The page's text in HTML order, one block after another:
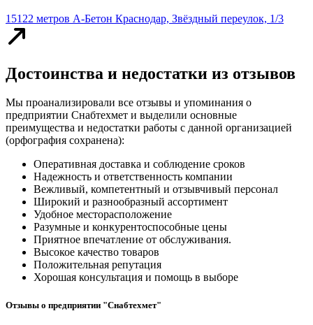
15122 метров А-Бетон Краснодар, Звёздный переулок, 1/3
Достоинства и недостатки из отзывов
Мы проанализировали все отзывы и упоминания о
предприятии Снабтехмет и выделили основные
преимущества и недостатки работы с данной организацией
(орфография сохранена):
Оперативная доставка и соблюдение сроков
Надежность и ответственность компании
Вежливый, компетентный и отзывчивый персонал
Широкий и разнообразный ассортимент
Удобное месторасположение
Разумные и конкурентоспособные цены
Приятное впечатление от обслуживания.
Высокое качество товаров
Положительная репутация
Хорошая консультация и помощь в выборе
Отзывы о предприятии "Снабтехмет"